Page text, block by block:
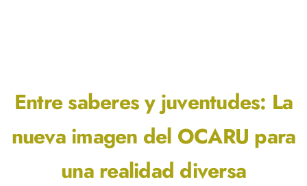
Entre saberes y juventudes: La
nueva imagen del OCARU para
una realidad diversa